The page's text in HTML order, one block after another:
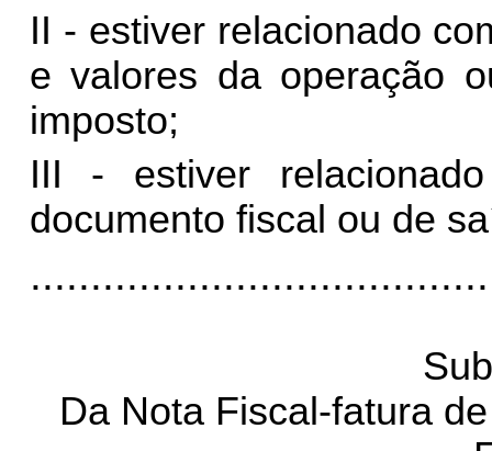
II - estiver relacionado
e valores da operação
imposto;
III - estiver
documento fiscal ou de
Da Nota Fiscal-fatura